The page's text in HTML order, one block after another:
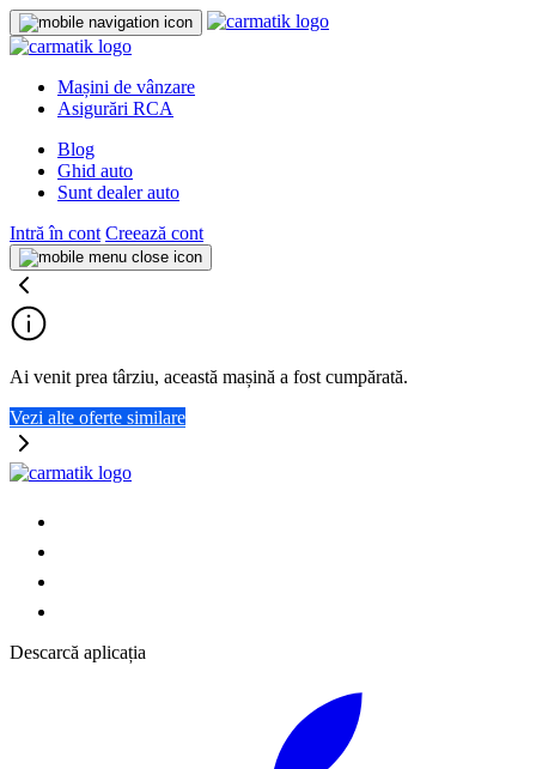
Mașini de vânzare
Asigurări RCA
Blog
Ghid auto
Sunt dealer auto
Intră în cont Creează cont
Ai venit prea târziu, această mașină a fost cumpărată.
Vezi alte oferte similare
Descarcă aplicația